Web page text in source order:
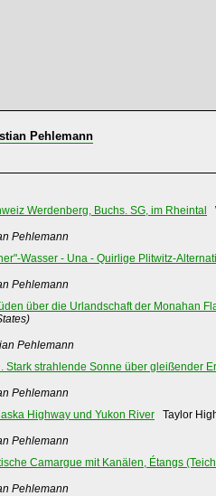
Pehlemann
Werdenberg, Buchs. SG, im Rheintal
Pehlemann
Wasser - Una - Quirlige Plitwitz-
Pehlemann
über die Urlandschaft der Monahan
Pehlemann
Stark strahlende Sonne über gleißender
Pehlemann
Highway und Yukon River Taylor
Pehlemann
Camargue mit Kanälen, Étangs
Pehlemann